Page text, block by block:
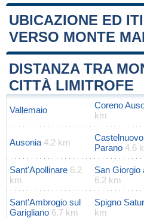
UBICAZIONE ED
VERSO MONTE
+
−
Leaflet|Map
DISTANZA TRA
CITTÀ LIMITROFE
Vallemaio Coreno
km
Ausonia 4.2 km
Castelnuovo
Parano 4.6
Sant'Apollinare 6.2
km
San Giorgio
6.2 km
Sant'Ambrogio sul
Garigliano 6.7 km
Spigno
km